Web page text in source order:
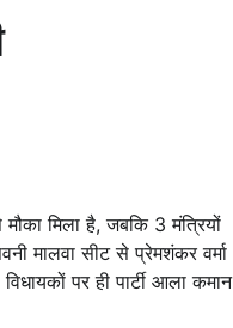
मिला है, जबकि 3 मंत्रियों
मालवा सीट से प्रेमशंकर वर्मा
पर ही पार्टी आला कमान